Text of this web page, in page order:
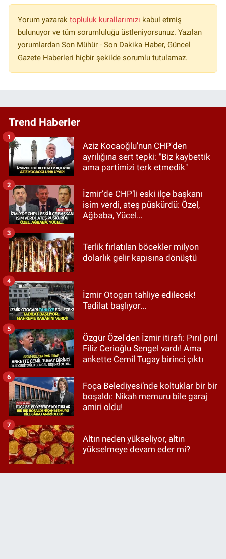
Yorum yazarak topluluk kurallarımızı kabul etmiş
bulunuyor ve tüm sorumluluğu üstleniyorsunuz. Yazılan
yorumlardan Son Mühür - Son Dakika Haber, Güncel
Gazete Haberleri hiçbir şekilde sorumlu tutulamaz.
Trend Haberler
Aziz Kocaoğlu'nun CHP'den
ayrılığına sert tepki: "Biz kaybettik
ama partimizi terk etmedik"
1
İzmir’de CHP’li eski ilçe başkanı
isim verdi, ateş püskürdü: Özel,
Ağbaba, Yücel…
2
Terlik fırlatılan böcekler milyon
dolarlık gelir kapısına dönüştü
3
İzmir Otogarı tahliye edilecek!
Tadilat başlıyor...
4
Özgür Özel'den İzmir itirafı: Pırıl pırıl
Filiz Cerioğlu Sengel vardı! Ama
ankette Cemil Tugay birinci çıktı
5
Foça Belediyesi’nde koltuklar bir bir
boşaldı: Nikah memuru bile garaj
amiri oldu!
6
Altın neden yükseliyor, altın
yükselmeye devam eder mi?
7